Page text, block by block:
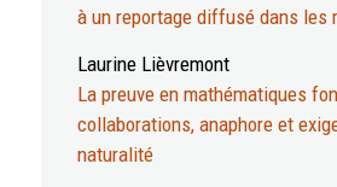
à un reportage diffusé dans les
Laurine Lièvremont
La preuve en mathématiques
collaborations, anaphore et
naturalité